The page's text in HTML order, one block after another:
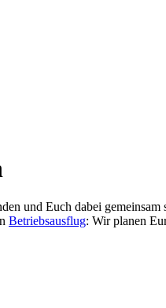
und Euch dabei
Betriebsausflug: Wir planen